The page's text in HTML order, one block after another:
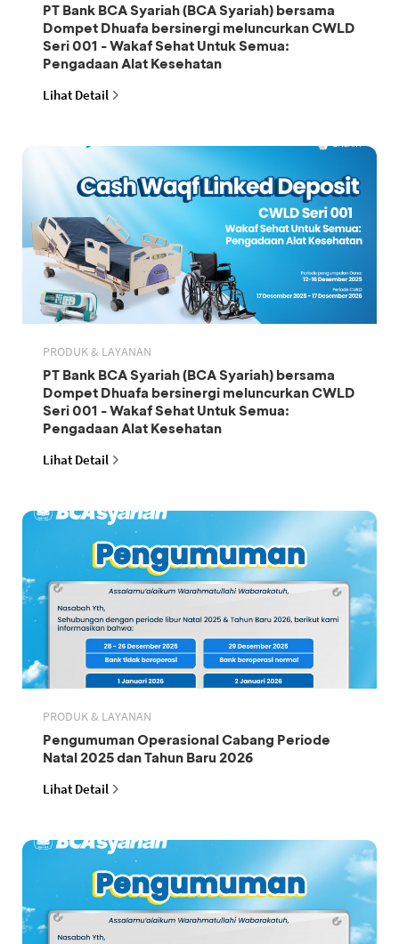
PT Bank BCA Syariah (BCA Syariah) bersama
Dompet Dhuafa bersinergi meluncurkan CWLD
Seri 001 - Wakaf Sehat Untuk Semua:
Pengadaan Alat Kesehatan
Lihat Detail
PRODUK & LAYANAN
PT Bank BCA Syariah (BCA Syariah) bersama
Dompet Dhuafa bersinergi meluncurkan CWLD
Seri 001 - Wakaf Sehat Untuk Semua:
Pengadaan Alat Kesehatan
Lihat Detail
PRODUK & LAYANAN
Pengumuman Operasional Cabang Periode
Natal 2025 dan Tahun Baru 2026
Lihat Detail